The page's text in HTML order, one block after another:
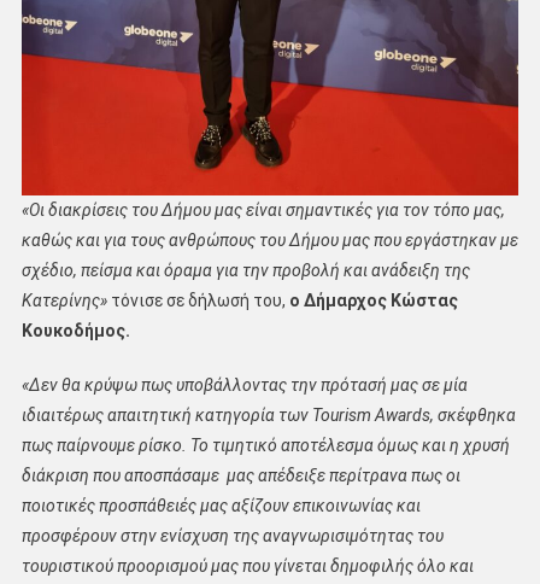
«Οι διακρίσεις του Δήμου μας είναι σημαντικές για τον τόπο μας,
καθώς και για τους ανθρώπους του Δήμου μας που εργάστηκαν με
σχέδιο, πείσμα και όραμα για την προβολή και ανάδειξη της
Κατερίνης»τόνισε σε δήλωσή του, ο Δήμαρχος Κώστας
Κουκοδήμος.
«Δεν θα κρύψω πως υποβάλλοντας την πρότασή μας σε μία
ιδιαιτέρως απαιτητική κατηγορία των Tourism Awards, σκέφθηκα
πως παίρνουμε ρίσκο. Το τιμητικό αποτέλεσμα όμως και η χρυσή
διάκριση που αποσπάσαμε μας απέδειξε περίτρανα πως οι
ποιοτικές προσπάθειές μας αξίζουν επικοινωνίας και
προσφέρουν στην ενίσχυση της αναγνωρισιμότητας του
τουριστικού προορισμού μας που γίνεται δημοφιλής όλο και